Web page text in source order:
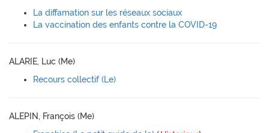
La diffamation sur les réseaux sociaux
La vaccination des enfants contre la COVID-19
ALARIE, Luc (Me)
Recours collectif (Le)
ALEPIN, François (Me)